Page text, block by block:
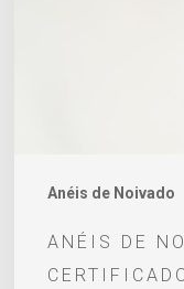
Anéis de Noivado
disponíveis
mercado
ANÉIS DE